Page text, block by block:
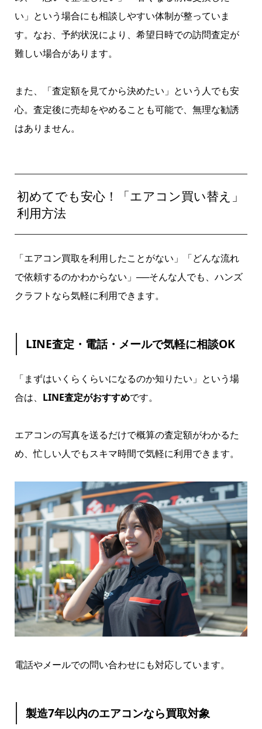
い」という場合にも相談しやすい体制が整っていま
す。なお、予約状況により、希望日時での訪問査定が
難しい場合があります。
また、「査定額を見てから決めたい」という人でも安
心。査定後に売却をやめることも可能で、無理な勧誘
はありません。
初めてでも安心！「エアコン買い替え」
利用方法
「エアコン買取を利用したことがない」「どんな流れ
で依頼するのかわからない」──そんな人でも、ハンズ
クラフトなら気軽に利用できます。
LINE査定・電話・メールで気軽に相談OK
「まずはいくらくらいになるのか知りたい」という場
合は、 LINE査定がおすすめです。
エアコンの写真を送るだけで概算の査定額がわかるた
め、忙しい人でもスキマ時間で気軽に利用できます。
電話やメールでの問い合わせにも対応しています。
製造7年以内のエアコンなら買取対象